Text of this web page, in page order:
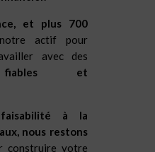
et plus 700
actif pour
avec des
fiables et
à la
nous restons
construire votre